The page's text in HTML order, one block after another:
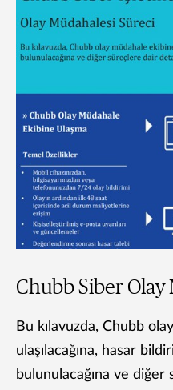
Chubb Siber
Bu kılavuzda, Chubb
ulaşılacağına, hasar
bulunulacağına ve diğer